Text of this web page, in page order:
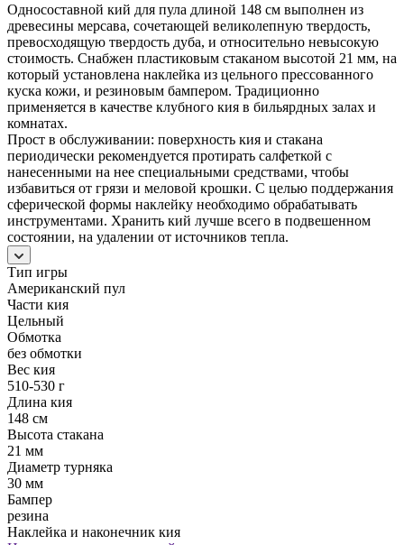
Односоставной кий для пула длиной 148 см выполнен из
древесины мерсава, сочетающей великолепную твердость,
превосходящую твердость дуба, и относительно невысокую
стоимость. Снабжен пластиковым стаканом высотой 21 мм, на
который установлена наклейка из цельного прессованного
куска кожи, и резиновым бампером. Традиционно
применяется в качестве клубного кия в бильярдных залах и
комнатах.
Прост в обслуживании: поверхность кия и стакана
периодически рекомендуется протирать салфеткой с
нанесенными на нее специальными средствами, чтобы
избавиться от грязи и меловой крошки. С целью поддержания
сферической формы наклейку необходимо обрабатывать
инструментами. Хранить кий лучше всего в подвешенном
состоянии, на удалении от источников тепла.
Тип игры
Американский пул
Части кия
Цельный
Обмотка
без обмотки
Вес кия
510-530 г
Длина кия
148 см
Высота стакана
21 мм
Диаметр турняка
30 мм
Бампер
резина
Наклейка и наконечник кия